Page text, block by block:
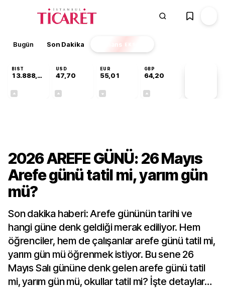
Bugün Son Dakika Finans EKSTRA
BIST
13.888,97
USD
47,70
EUR
55,01
GBP
64,20
2026 AREFE GÜNÜ: 26 Mayıs
Arefe günü tatil mi, yarım gün
mü?
Son dakika haberi: Arefe gününün tarihi ve
hangi güne denk geldiği merak ediliyor. Hem
öğrenciler, hem de çalışanlar arefe günü tatil mi,
yarım gün mü öğrenmek istiyor. Bu sene 26
Mayıs Salı gününe denk gelen arefe günü tatil
mi, yarım gün mü, okullar tatil mi? İşte detaylar…